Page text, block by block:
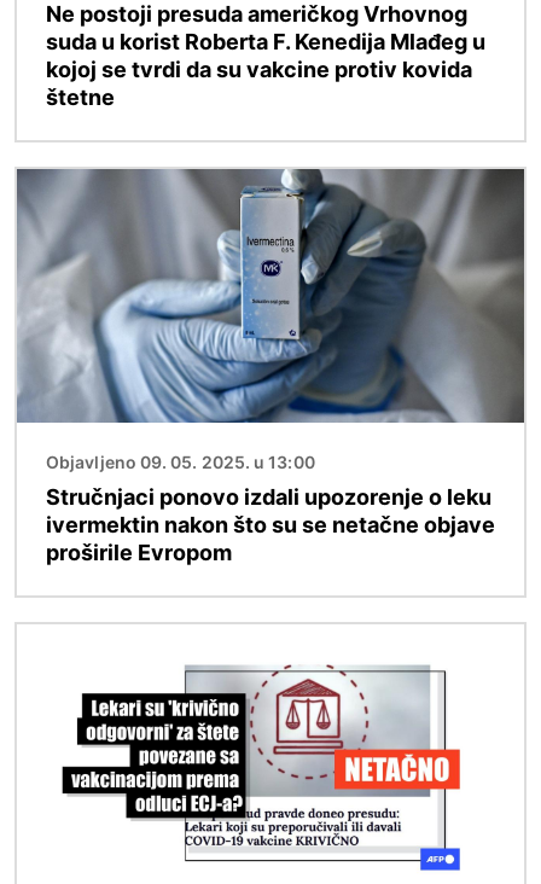
Ne postoji presuda američkog Vrhovnog
suda u korist Roberta F. Kenedija Mlađeg u
kojoj se tvrdi da su vakcine protiv kovida
štetne
Image
Objavljeno 09. 05. 2025. u 13:00
Stručnjaci ponovo izdali upozorenje o leku
ivermektin nakon što su se netačne objave
proširile Evropom